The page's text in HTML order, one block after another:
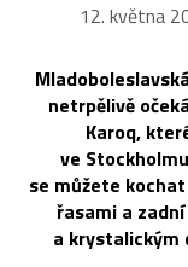
12. května
netrpělivě
Karoq,
ve
se můžete
řasami a
a krystalickým